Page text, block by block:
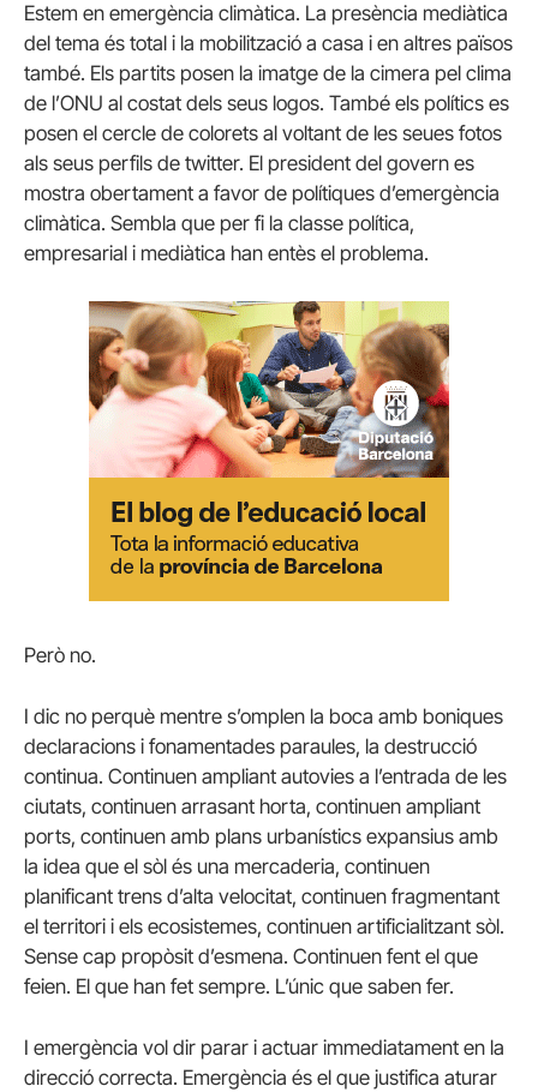
Estem en emergència climàtica. La presència mediàtica
del tema és total i la mobilització a casa i en altres països
també. Els partits posen la imatge de la cimera pel clima
de l’ONU al costat dels seus logos. També els polítics es
posen el cercle de colorets al voltant de les seues fotos
als seus perfils de twitter. El president del govern es
mostra obertament a favor de polítiques d’emergència
climàtica. Sembla que per fi la classe política,
empresarial i mediàtica han entès el problema.
Però no.
I dic no perquè mentre s’omplen la boca amb boniques
declaracions i fonamentades paraules, la destrucció
continua. Continuen ampliant autovies a l’entrada de les
ciutats, continuen arrasant horta, continuen ampliant
ports, continuen amb plans urbanístics expansius amb
la idea que el sòl és una mercaderia, continuen
planificant trens d’alta velocitat, continuen fragmentant
el territori i els ecosistemes, continuen artificialitzant sòl.
Sense cap propòsit d’esmena. Continuen fent el que
feien. El que han fet sempre. L’únic que saben fer.
I emergència vol dir parar i actuar immediatament en la
direcció correcta. Emergència és el que justifica aturar